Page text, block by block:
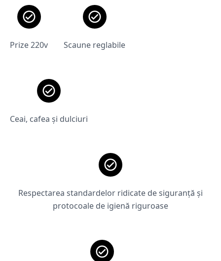
Prize 220v Scaune reglabile
Ceai, cafea și dulciuri
Respectarea standardelor ridicate de siguranță și
protocoale de igienă riguroase